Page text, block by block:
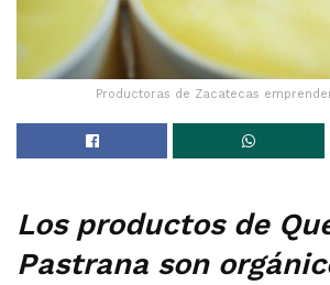
Productoras de Zacatecas
Los productos de
Pastrana son